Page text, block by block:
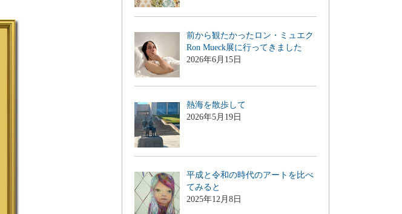
前から観たかったロン・ミュエク
Ron Mueck展に行ってきました
2026年6月15日
熱海を散歩して
2026年5月19日
平成と令和の時代のアートを比べ
てみると
2025年12月8日